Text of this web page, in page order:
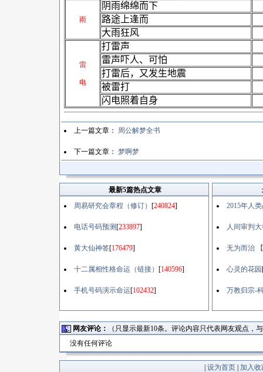
雨
阴雨绵绵而下
路途上逢而
大雨狂风
雷
电
打雷声
雷声吓人、可怕
打雷后，又发生地震
被雷打
闪电照着自身
上一篇文章： 周公解梦全书
下一篇文章： 梦啊梦
最新5篇热点文章
周易研究会章程（修订） [240824]
电话号码预测 [233897]
黄大仙神签[176479]
十二属相性格命运（链接） [140596]
手机号码演示命运[102432]
2015年人
人间审判
无为而治
心灵的花园
万教归宗-
网友评论：
（只显示最新10条。评论内容只代表网友观点，
没有任何评论
设为首页| 加入收